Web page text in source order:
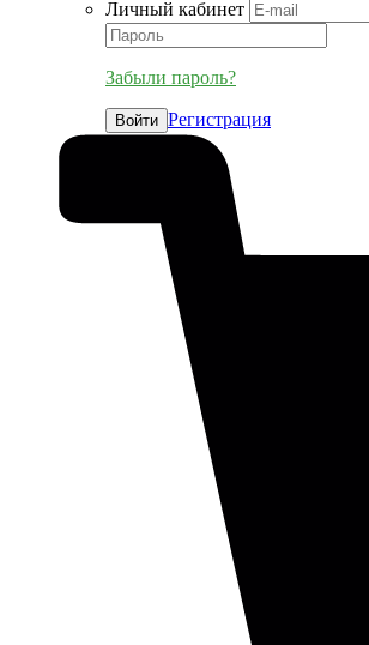
Личный кабинет
Забыли пароль?
Войти Регистрация